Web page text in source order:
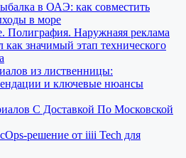
в ОАЭ: как совместить
в море
Полиграфия. Наружнаяя реклама
как значимый этап технического
из лиственницы:
и ключевые нюансы
С Доставкой По Московской
решение от iiii Tech для